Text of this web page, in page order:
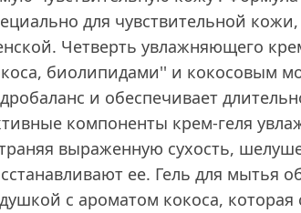
для чувствительной
Четверть увлажняющего
биолипидами'' и кокосовым
и обеспечивает
компоненты крем-геля
выраженную сухость,
ее. Гель для мытья
с ароматом кокоса, которая